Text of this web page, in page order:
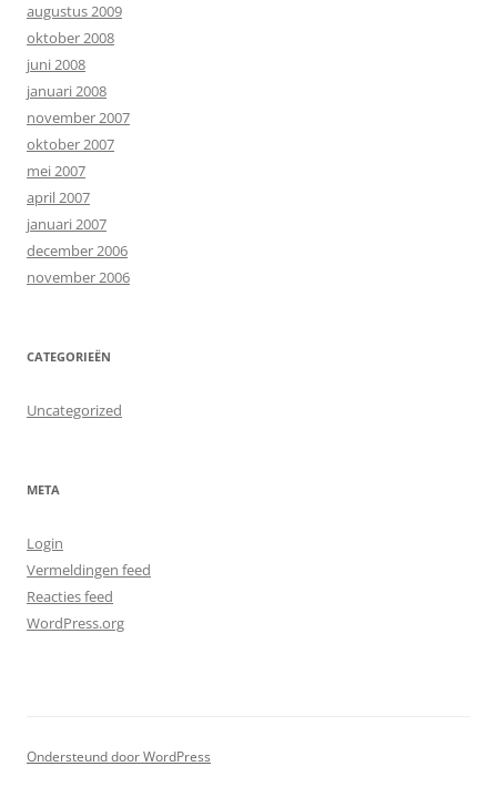
augustus 2009
oktober 2008
juni 2008
januari 2008
november 2007
oktober 2007
mei 2007
april 2007
januari 2007
december 2006
november 2006
CATEGORIEËN
Uncategorized
META
Login
Vermeldingen feed
Reacties feed
WordPress.org
Ondersteund door WordPress